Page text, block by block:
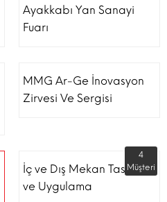
Ayakkabı Yan Sanayi
Fuarı
MMG Ar-Ge İnovasyon
Zirvesi Ve Sergisi
İç ve Dış Mekan Tasarım
ve Uygulama
4
Müşteri